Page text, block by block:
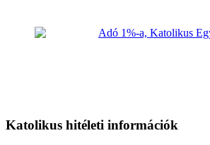
Katolikus hitéleti információk